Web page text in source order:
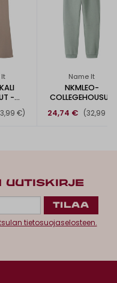
-
€)
Name It
NKMLEO-
COLLEGEHOUSUT
24,74 €
(32,99 €)
tietosuojaselosteen.